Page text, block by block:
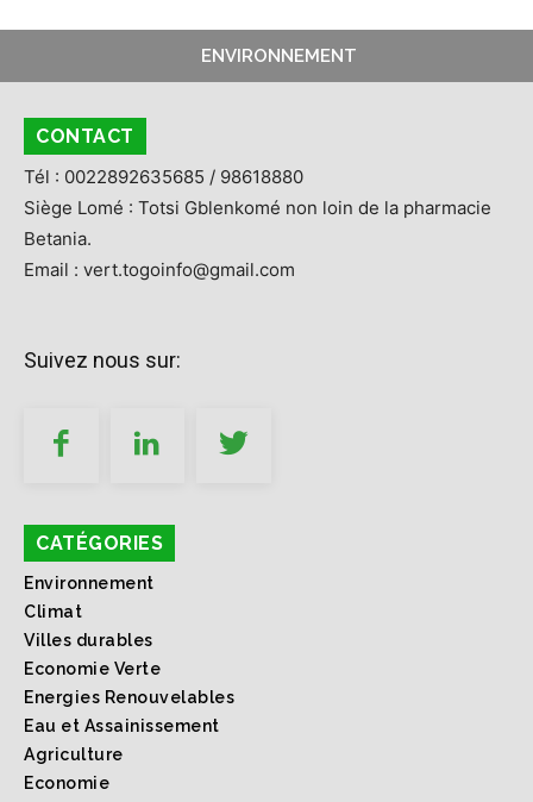
ENVIRONNEMENT
CONTACT
Tél : 0022892635685 / 98618880
Siège Lomé : Totsi Gblenkomé non loin de la pharmacie
Betania.
Email : vert.togoinfo@gmail.com
Suivez nous sur:
CATÉGORIES
Environnement
Climat
Villes durables
Economie Verte
Energies Renouvelables
Eau et Assainissement
Agriculture
Economie